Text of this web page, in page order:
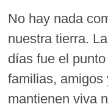
No hay nada
nuestra tierra.
días fue el
familias, amigos
mantienen viva